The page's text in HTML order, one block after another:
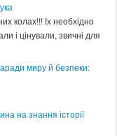
колах!!! Іх необхідно
і цінували, звичні для
миру й безпеки:
на знання історії